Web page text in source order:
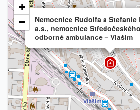
Nemocnice Rudolfa a Stefanie
a.s., nemocnice
odborné ambulance – Vlašim
+
−